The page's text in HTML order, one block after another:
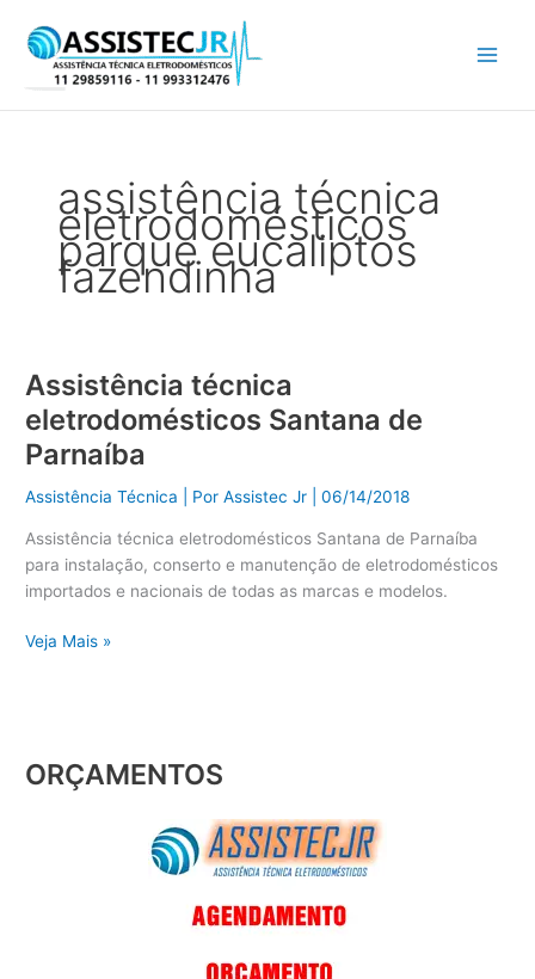
para
conteúdo
assistência técnica
eletrodomésticos
parque eucaliptos
fazendinha
Assistência técnica
eletrodomésticos Santana de
Parnaíba
Assistência Técnica | PorAssistec Jr |06/14/2018
Assistência técnica eletrodomésticos Santana de Parnaíba
para instalação, conserto e manutenção de eletrodomésticos
importados e nacionais de todas as marcas e modelos.
Assistência
técnica
eletrodomésticos
Santana
Veja Mais »
ORÇAMENTOS